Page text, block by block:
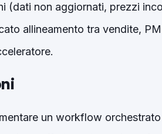
(dati non aggiornati, prezzi
allineamento tra vendite,
un workflow